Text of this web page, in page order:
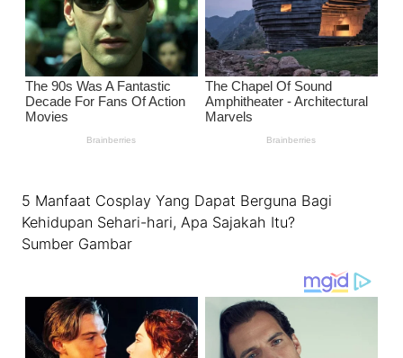
5 Manfaat Cosplay Yang Dapat Berguna Bagi
Kehidupan Sehari-hari, Apa Sajakah Itu?
Sumber Gambar